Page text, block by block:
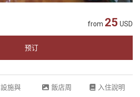
from 25 USD
预订
設施與 飯店周 入住說明